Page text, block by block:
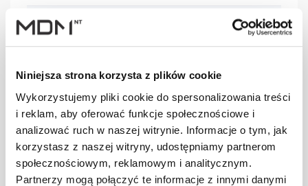
Niniejsza strona korzysta z plików cookie
Wykorzystujemy pliki cookie do spersonalizowania treści
i reklam, aby oferować funkcje społecznościowe i
analizować ruch w naszej witrynie. Informacje o tym, jak
korzystasz z naszej witryny, udostępniamy partnerom
społecznościowym, reklamowym i analitycznym.
Partnerzy mogą połączyć te informacje z innymi danymi
stalowa 250
brązowa
szt –
Ława
kominiarska
stalowa 250
mm L-1,2 m
ciemnobrązowa
szt –